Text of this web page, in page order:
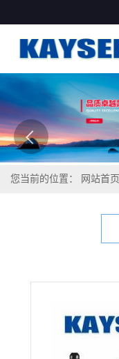
您当前的位置： 网站首页